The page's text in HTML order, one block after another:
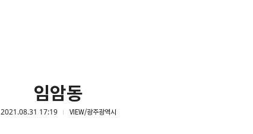
임암동
2021.08.31 17:19 VIEW/광주광역시